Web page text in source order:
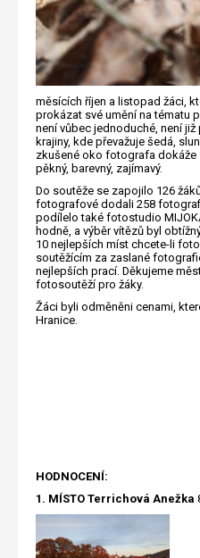
měsících říjen a listopad žáci,
prokázat své umění na tématu
není vůbec jednoduché, není
krajiny, kde převažuje šedá,
zkušené oko fotografa
pěkný, barevný, zajímavý.
Do soutěže se zapojilo 126
fotografové dodali 258
podílelo také fotostudio
hodně, a výběr vítězů byl
10 nejlepších míst chcete-li
soutěžícím za zaslané
nejlepších prací. Děkujeme
fotosoutěží pro žáky.
Žáci byli odměněni cenami,
Hranice.
HODNOCENÍ:
1. MÍSTO Terrichová Anežka